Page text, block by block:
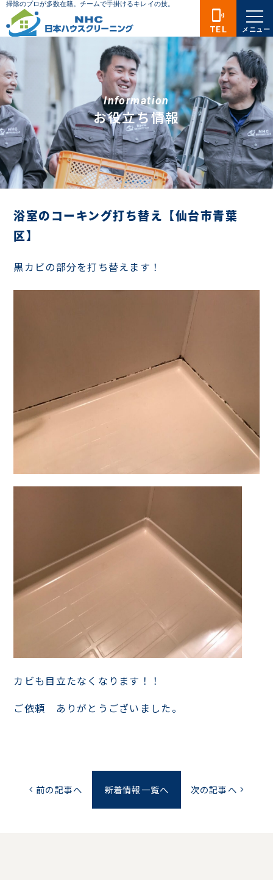
Information
お役立ち情報
浴室のコーキング打ち替え【仙台市青葉
区】
黒カビの部分を打ち替えます！
カビも目立たなくなります！！
ご依頼 ありがとうございました。
chevron_left 前の記事へ 新着情報一覧へ 次の記事へ chevron_right
phonelink_ring
TEL メニュー